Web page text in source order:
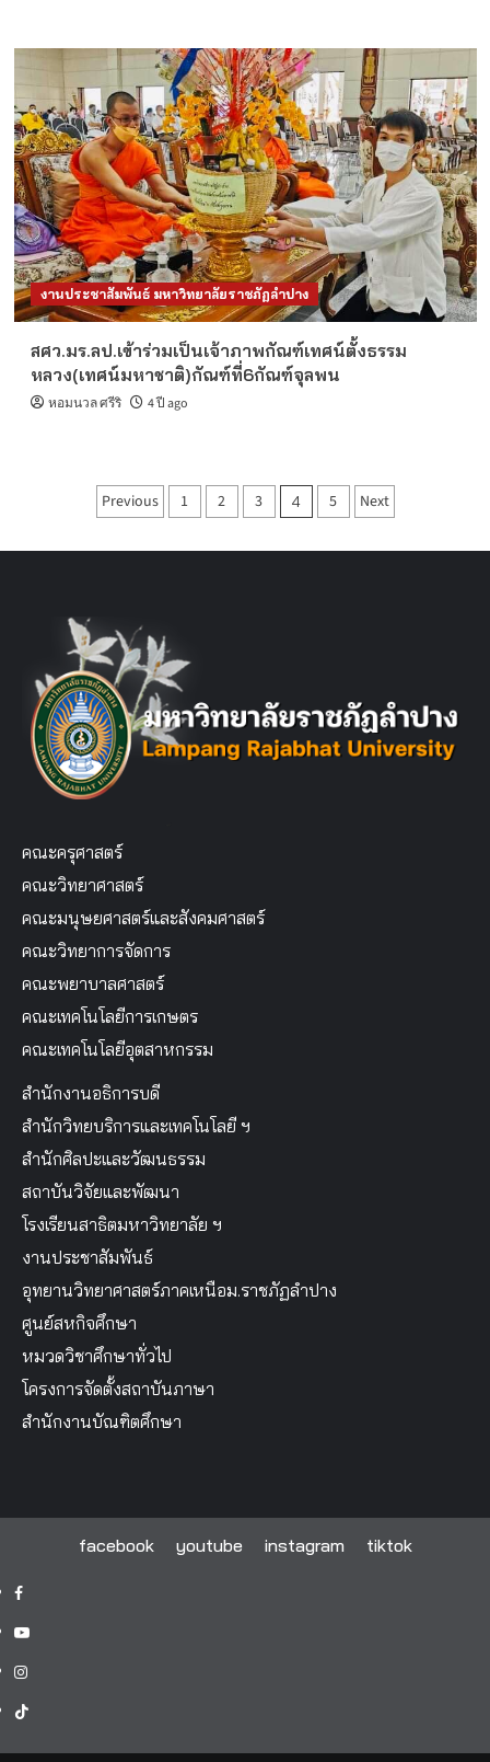
งานประชาสัมพันธ์ มหาวิทยาลัยราชภัฏลำปาง
สศว.มร.ลป.เข้าร่วมเป็นเจ้าภาพกัณฑ์เทศน์ตั้งธรรม
หลวง(เทศน์มหาชาติ)กัณฑ์ที่6กัณฑ์จุลพน
หอมนวล ศรีริ 4 ปี ago
Posts
Previous 1 2 3 4 5 Next
คณะครุศาสตร์
คณะวิทยาศาสตร์
คณะมนุษยศาสตร์และสังคมศาสตร์
คณะวิทยาการจัดการ
คณะพยาบาลศาสตร์
คณะเทคโนโลยีการเกษตร
คณะเทคโนโลยีอุตสาหกรรม
สำนักงานอธิการบดี
สำนักวิทยบริการและเทคโนโลยี ฯ
สำนักศิลปะและวัฒนธรรม
สถาบันวิจัยและพัฒนา
โรงเรียนสาธิตมหาวิทยาลัย ฯ
งานประชาสัมพันธ์
อุทยานวิทยาศาสตร์ภาคเหนือม.ราชภัฏลำปาง
ศูนย์สหกิจศึกษา
หมวดวิชาศึกษาทั่วไป
โครงการจัดตั้งสถาบันภาษา
สำนักงานบัณฑิตศึกษา
facebook youtube instagram tiktok
facebook
youtube
instagram
tiktok